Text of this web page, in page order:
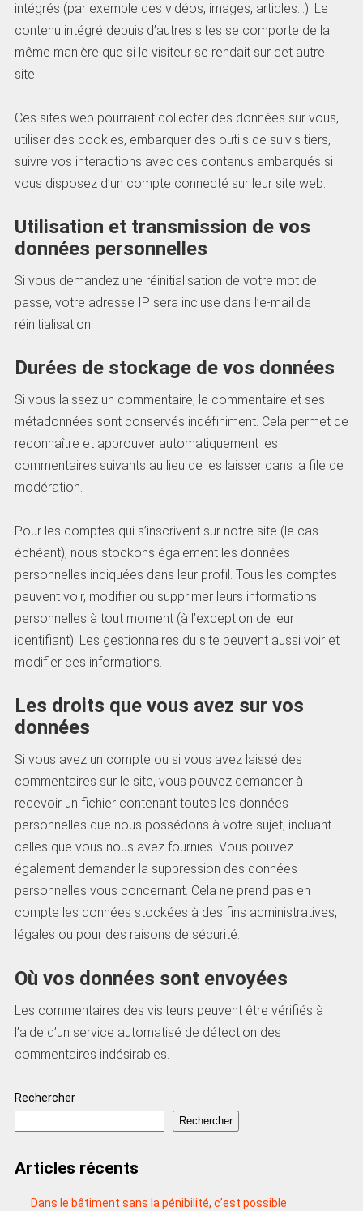
intégrés (par exemple des vidéos, images, articles…). Le
contenu intégré depuis d’autres sites se comporte de la
même manière que si le visiteur se rendait sur cet autre
site.
Ces sites web pourraient collecter des données sur vous,
utiliser des cookies, embarquer des outils de suivis tiers,
suivre vos interactions avec ces contenus embarqués si
vous disposez d’un compte connecté sur leur site web.
Utilisation et transmission de vos
données personnelles
Si vous demandez une réinitialisation de votre mot de
passe, votre adresse IP sera incluse dans l’e-mail de
réinitialisation.
Durées de stockage de vos données
Si vous laissez un commentaire, le commentaire et ses
métadonnées sont conservés indéfiniment. Cela permet de
reconnaître et approuver automatiquement les
commentaires suivants au lieu de les laisser dans la file de
modération.
Pour les comptes qui s’inscrivent sur notre site (le cas
échéant), nous stockons également les données
personnelles indiquées dans leur profil. Tous les comptes
peuvent voir, modifier ou supprimer leurs informations
personnelles à tout moment (à l’exception de leur
identifiant). Les gestionnaires du site peuvent aussi voir et
modifier ces informations.
Les droits que vous avez sur vos
données
Si vous avez un compte ou si vous avez laissé des
commentaires sur le site, vous pouvez demander à
recevoir un fichier contenant toutes les données
personnelles que nous possédons à votre sujet, incluant
celles que vous nous avez fournies. Vous pouvez
également demander la suppression des données
personnelles vous concernant. Cela ne prend pas en
compte les données stockées à des fins administratives,
légales ou pour des raisons de sécurité.
Où vos données sont envoyées
Les commentaires des visiteurs peuvent être vérifiés à
l’aide d’un service automatisé de détection des
commentaires indésirables.
Rechercher
Rechercher
Articles récents
Dans le bâtiment sans la pénibilité, c’est possible